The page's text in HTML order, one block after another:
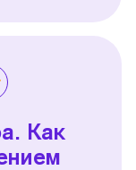
Как